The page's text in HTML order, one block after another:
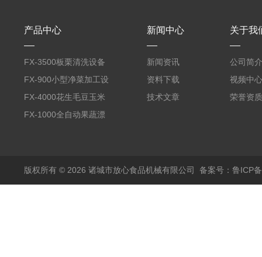
产品中心
FX-3500板栗清洗设备
全自动气泡清洗机
FX-900小型净菜加工设
备野菜清洗机
FX-4000花生毛豆玉米
蒸煮漂烫机
FX-1000全自动果蔬漂
新闻中心
新闻资讯
资料下载
技术文章
关于我
公司简介
视频中心
荣誉资质
版权所有 © 2026 诸城市放心食品机械有限公司 备案号：鲁ICP